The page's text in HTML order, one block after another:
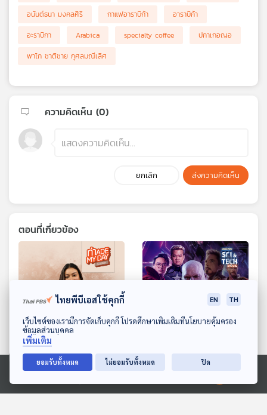
ดาวน์โหลด Thai PBS Podcast Application
Ⓒ 2020 องค์การกระจายเสียงและแพร่ภาพสาธารณะแห่งประเทศไทย
อนันต์ธนา มงคลศิริ
กาแฟอาราบิก้า
อาราบิก้า
อะราบิกา
Arabica specialty coffee
ปกาเกอญอ
พาโก ชาติชาย กุศลมณีเลิศ
ความคิดเห็น (0)
ยกเลิก ส่งความคิดเห็น
ตอนที่เกี่ยวข้อง
EP. 115: "บ้านรกรุงรัง"
กำลังบอกอะไรกับใจเรา? -
Made My Day วันนี้ดีที่สุด
Sci & Tech Movie | ถอด
สมการฟิสิกส์ MCU ผ่าน
Avengers และ Infinity
Sci & Tech Movie
ไทยพีบีเอสใช้คุกกี้ EN TH
เว็บไซต์ของเรามีการจัดเก็บคุกกี้ โปรดศึกษาเพิ่มเติมที่นโยบายคุ้มครอง
ข้อมูลส่วนบุคคล
เพิ่มเติม
ยอมรับทั้งหมด ไม่ยอมรับทั้งหมด ปิด